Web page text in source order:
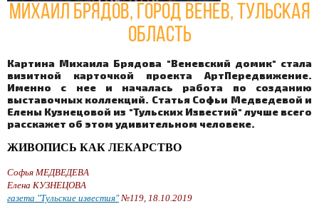
Михаил Брядов, город Венев, Тульская
область
Картина Михаила Брядова "Веневский домик" стала
визитной карточкой проекта АртПередвижение.
Именно с нее и началась работа по созданию
выставочных коллекций. Статья Софьи Медведевой и
Елены Кузнецовой из "Тульских Известий" лучше всего
расскажет об этом удивительном человеке.
ЖИВОПИСЬ КАК ЛЕКАРСТВО
Софья МЕДВЕДЕВА
Елена КУЗНЕЦОВА
газета "Тульские известия" №119, 18.10.2019